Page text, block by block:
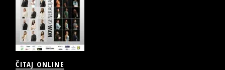
ČITAJ ONLINE